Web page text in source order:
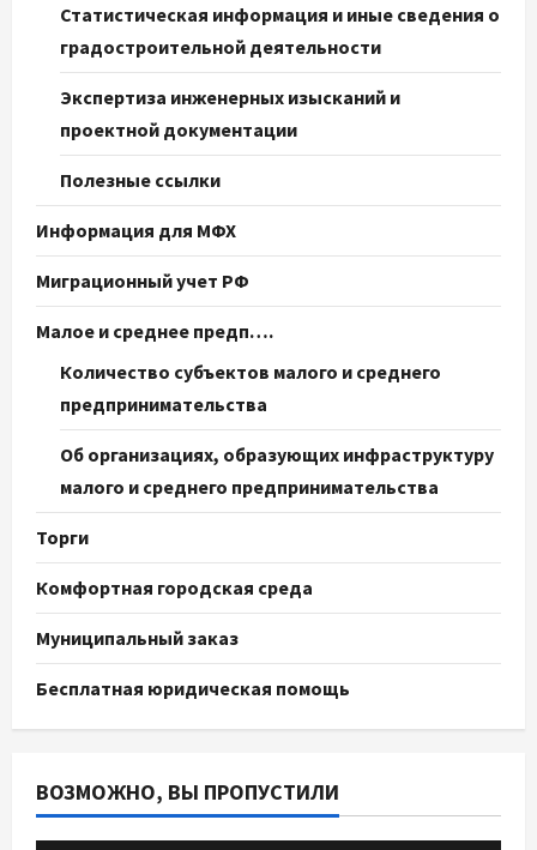
Статистическая информация и иные сведения о
градостроительной деятельности
Экспертиза инженерных изысканий и
проектной документации
Полезные ссылки
Информация для МФХ
Миграционный учет РФ
Малое и среднее предп….
Количество субъектов малого и среднего
предпринимательства
Об организациях, образующих инфраструктуру
малого и среднего предпринимательства
Торги
Комфортная городская среда
Муниципальный заказ
Бесплатная юридическая помощь
ВОЗМОЖНО, ВЫ ПРОПУСТИЛИ